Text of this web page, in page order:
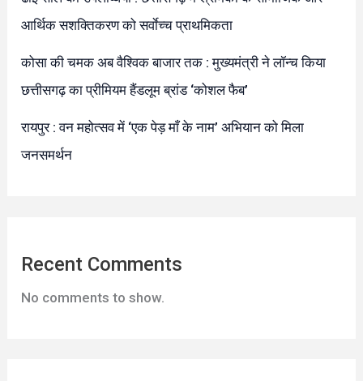
आर्थिक सशक्तिकरण को सर्वाेच्च प्राथमिकता
कोसा की चमक अब वैश्विक बाजार तक : मुख्यमंत्री ने लॉन्च किया
छत्तीसगढ़ का प्रीमियम हैंडलूम ब्रांड ‘कोशल फैब’
रायपुर : वन महोत्सव में ‘एक पेड़ माँ के नाम’ अभियान को मिला
जनसमर्थन
Recent Comments
No comments to show.